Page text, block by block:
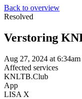
Back to overview
Resolved
Verstoring
Aug 27, 2024 at
Affected services
KNLTB.Club
App
LISA X